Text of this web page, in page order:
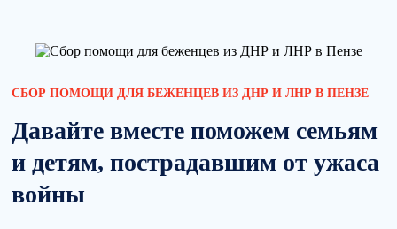
СБОР ПОМОЩИ ДЛЯ БЕЖЕНЦЕВ ИЗ ДНР И ЛНР В ПЕНЗЕ
Давайте вместе поможем семьям
и детям, пострадавшим от ужаса
войны